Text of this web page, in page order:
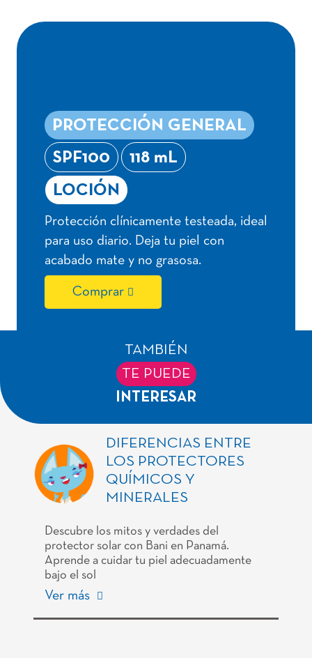
PROTECCIÓN GENERAL
SPF100
118 mL
LOCIÓN
Protección clínicamente testeada, ideal
para uso diario. Deja tu piel con
acabado mate y no grasosa.
Comprar
TAMBIÉN
TE PUEDE
INTERESAR
DIFERENCIAS ENTRE
LOS PROTECTORES
QUÍMICOS Y
MINERALES
Descubre los mitos y verdades del
protector solar con Bani en Panamá.
Aprende a cuidar tu piel adecuadamente
bajo el sol
Ver más